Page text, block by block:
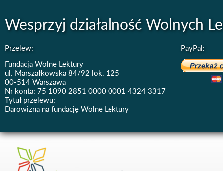
Wesprzyj działalność Wolnych
Przelew:
Fundacja Wolne Lektury
ul. Marszałkowska 84/92 lok. 125
00-514 Warszawa
Nr konta: 75 1090 2851 0000 0001 4324 3317
Tytuł przelewu:
Darowizna na fundację Wolne Lektury
PayPal: